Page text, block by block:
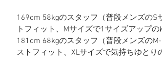
169cm 58kgのスタッフ（普段メンズの
トフィット、Mサイズで1サイズアップ
181cm 68kgのスタッフ（普段メンズの
ストフィット、XLサイズで気持ちゆとり